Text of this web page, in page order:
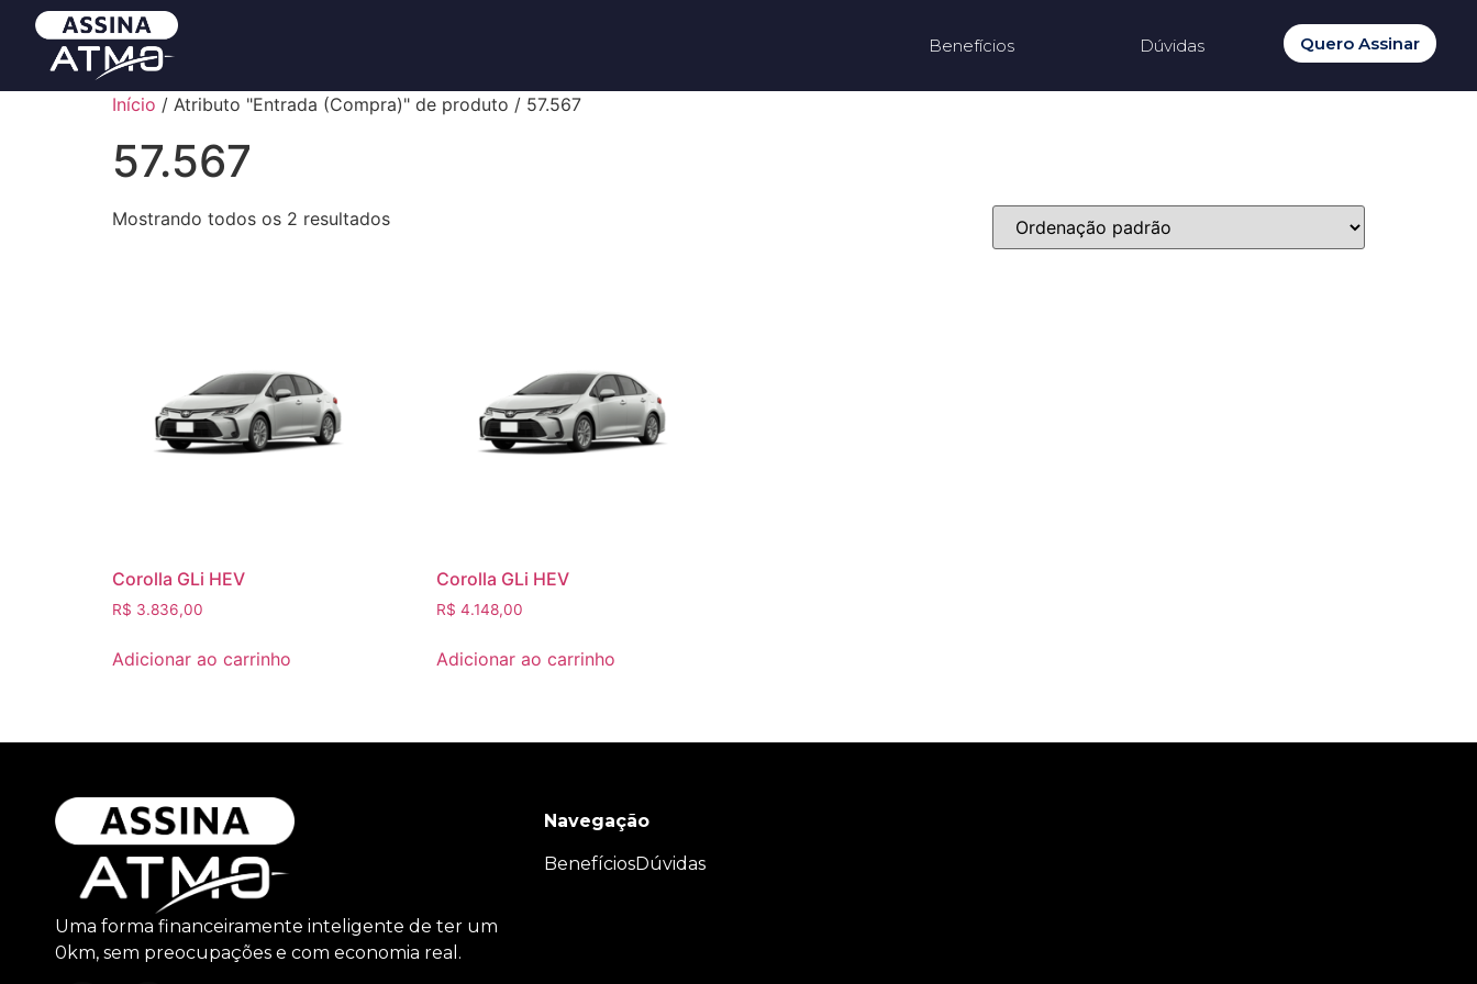
Dúvidas
Benefícios Quero Assinar
Início / Atributo "Entrada (Compra)" de produto / 57.567
57.567
Mostrando todos os 2 resultados
Corolla GLi HEV
R$ 3.836,00
Adicionar ao carrinho
Corolla GLi HEV
R$ 4.148,00
Adicionar ao carrinho
Uma forma financeiramente inteligente de ter um
0km, sem preocupações e com economia real.
Navegação
BenefíciosDúvidas